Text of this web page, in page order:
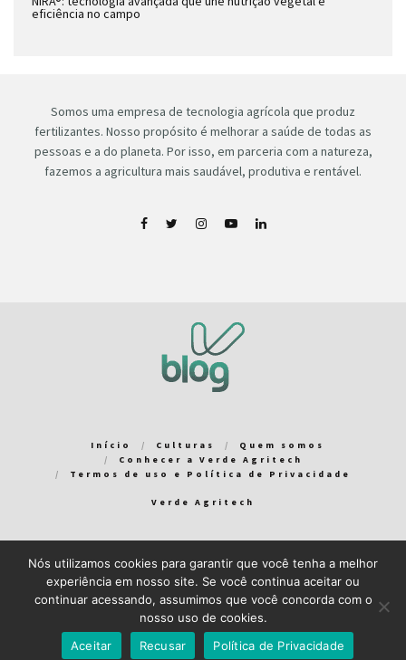
eficiência no campo
Somos uma empresa de tecnologia agrícola que produz
fertilizantes. Nosso propósito é melhorar a saúde de todas as
pessoas e a do planeta. Por isso, em parceria com a natureza,
fazemos a agricultura mais saudável, produtiva e rentável.
Início Culturas
Quem somos
Conhecer a Verde Agritech
Termos de uso e Política de Privacidade
Verde Agritech
Bem-vindo ao Verde Blog! Para que a sua experiência em nosso
blog seja a melhor possível, utilizamos cookies. Você pode
aceitar ou gerenciar seus cookiesaqui.
Recuso Close GDPR Cookie Banner
Nós utilizamos cookies para garantir que você tenha a melhor
experiência em nosso site. Se você continua aceitar ou
continuar acessando, assumimos que você concorda com o
nosso uso de cookies.
Aceitar
Recusar Política de Privacidade